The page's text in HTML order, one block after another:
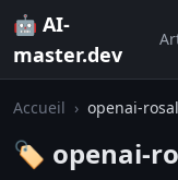
🤖 AI-
master.dev
Accueil › openai-
🏷️ openai-